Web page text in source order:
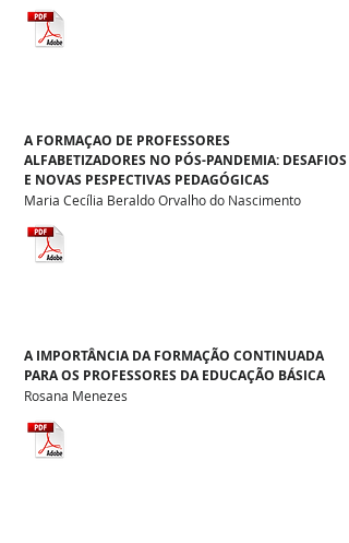
Maria Cecília Beraldo Orvalho do Nascimento
A FORMAÇAO DE PROFESSORES
ALFABETIZADORES NO PÓS-PANDEMIA: DESAFIOS
E NOVAS PESPECTIVAS PEDAGÓGICAS
Rosana Menezes
A IMPORTÂNCIA DA FORMAÇÃO CONTINUADA
PARA OS PROFESSORES DA EDUCAÇÃO BÁSICA